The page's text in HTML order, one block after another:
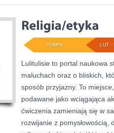
LUT -
ADMIN
Lulitulisie to portal naukowa
maluchach oraz o bliskich,
sposób przyjazny. To
podawane jako wciągająca
ćwiczenia zamieniają się w
rozwijanie z pomysłowością,